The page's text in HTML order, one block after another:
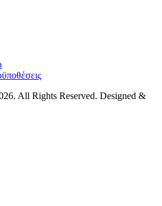
All Rights Reserved. Designed &